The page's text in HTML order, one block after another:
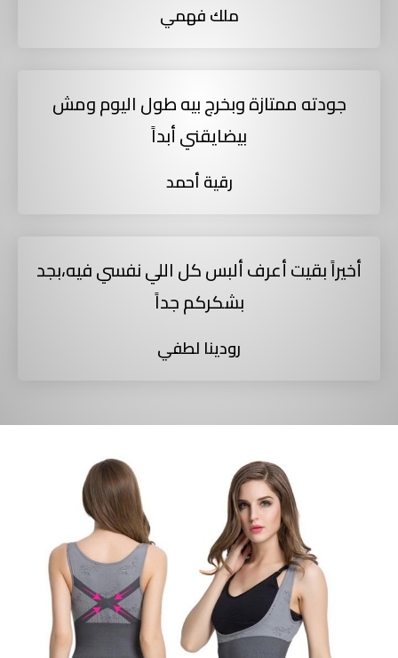
ملك فهمي
جودته ممتازة وبخرج بيه طول اليوم ومش
بيضايقني أبداً
رقية أحمد
أخيراً بقيت أعرف ألبس كل اللي نفسي فيه،بجد
بشكركم جداً
رودينا لطفي